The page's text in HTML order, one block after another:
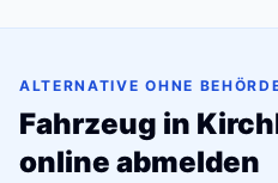
ALTERNATIVE OHNE
Fahrzeug in
online abmelden